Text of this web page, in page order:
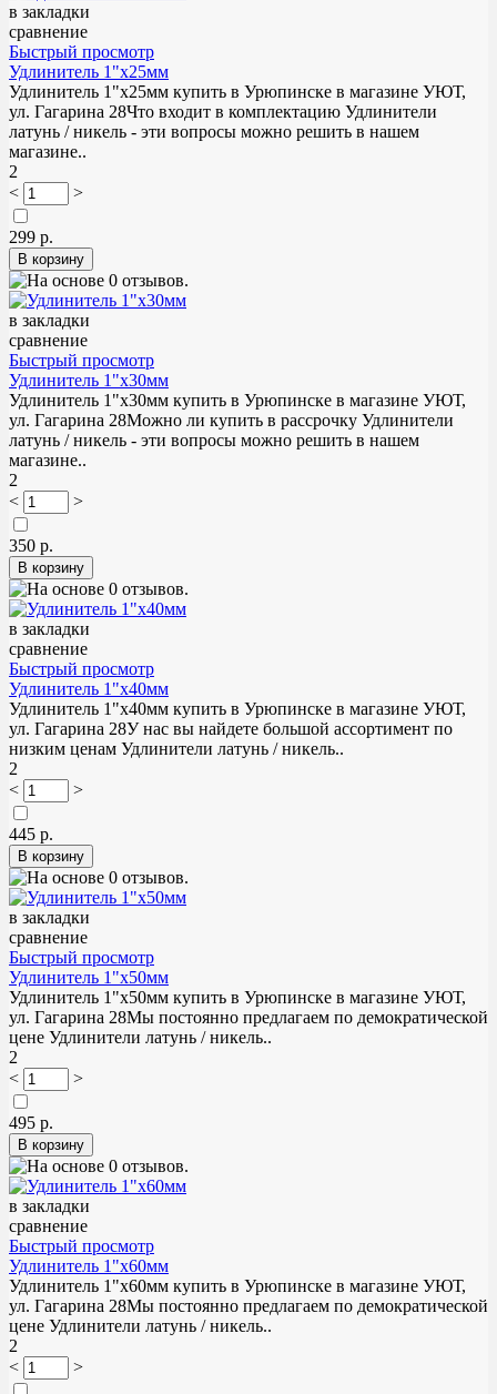
в закладки
сравнение
Быстрый просмотр
Удлинитель 1"х25мм
Удлинитель 1"х25мм купить в Урюпинске в магазине УЮТ,
ул. Гагарина 28Что входит в комплектацию Удлинители
латунь / никель - эти вопросы можно решить в нашем
магазине..
2
<
>
299 р.
в закладки
сравнение
Быстрый просмотр
Удлинитель 1"х30мм
Удлинитель 1"х30мм купить в Урюпинске в магазине УЮТ,
ул. Гагарина 28Можно ли купить в рассрочку Удлинители
латунь / никель - эти вопросы можно решить в нашем
магазине..
2
<
>
350 р.
в закладки
сравнение
Быстрый просмотр
Удлинитель 1"х40мм
Удлинитель 1"х40мм купить в Урюпинске в магазине УЮТ,
ул. Гагарина 28У нас вы найдете большой ассортимент по
низким ценам Удлинители латунь / никель..
2
<
>
445 р.
в закладки
сравнение
Быстрый просмотр
Удлинитель 1"х50мм
Удлинитель 1"х50мм купить в Урюпинске в магазине УЮТ,
ул. Гагарина 28Мы постоянно предлагаем по демократической
цене Удлинители латунь / никель..
2
<
>
495 р.
в закладки
сравнение
Быстрый просмотр
Удлинитель 1"х60мм
Удлинитель 1"х60мм купить в Урюпинске в магазине УЮТ,
ул. Гагарина 28Мы постоянно предлагаем по демократической
цене Удлинители латунь / никель..
2
<
>